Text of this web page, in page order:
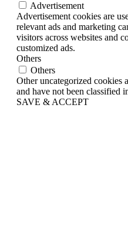
Advertisement
Advertisement cookies are
relevant ads and marketing
visitors across websites and
customized ads.
Others
Others
Other uncategorized cookies
and have not been classified
SAVE & ACCEPT